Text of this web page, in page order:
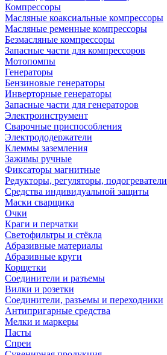
Компрессоры
Масляные коаксиальные компрессоры
Масляные ременные компрессоры
Безмасляные компрессоры
Запасные части для компрессоров
Мотопомпы
Генераторы
Бензиновые генераторы
Инверторные генераторы
Запасные части для генераторов
Электроинструмент
Сварочные приспособления
Электрододержатели
Клеммы заземления
Зажимы ручные
Фиксаторы магнитные
Редукторы, регуляторы, подогреватели
Средства индивидуальной защиты
Маски сварщика
Очки
Краги и перчатки
Светофильтры и стёкла
Абразивные материалы
Абразивные круги
Корщетки
Соединители и разъемы
Вилки и розетки
Соединители, разъемы и переходники
Антипригарные средства
Мелки и маркеры
Пасты
Спреи